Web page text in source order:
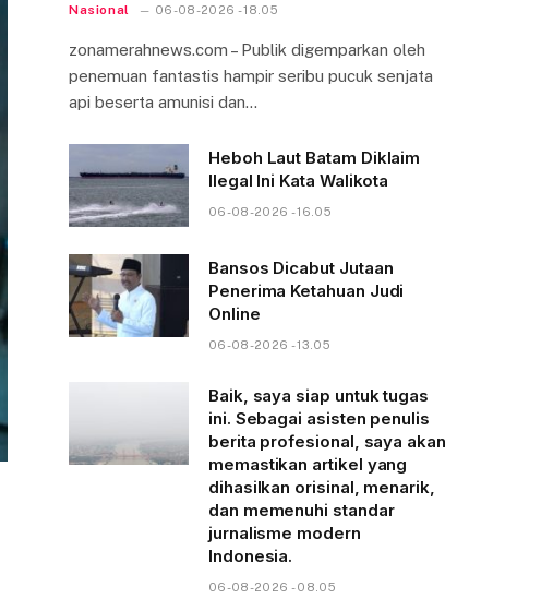
Nasional 06-08-2026 - 18.05
zonamerahnews.com – Publik digemparkan oleh
penemuan fantastis hampir seribu pucuk senjata
api beserta amunisi dan…
Heboh Laut Batam Diklaim
Ilegal Ini Kata Walikota
06-08-2026 - 16.05
Bansos Dicabut Jutaan
Penerima Ketahuan Judi
Online
06-08-2026 - 13.05
Baik, saya siap untuk tugas
ini. Sebagai asisten penulis
berita profesional, saya akan
memastikan artikel yang
dihasilkan orisinal, menarik,
dan memenuhi standar
jurnalisme modern
Indonesia.
06-08-2026 - 08.05